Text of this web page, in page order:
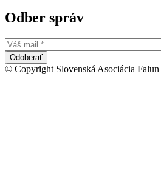
Odber správ
© Copyright Slovenská Asociácia